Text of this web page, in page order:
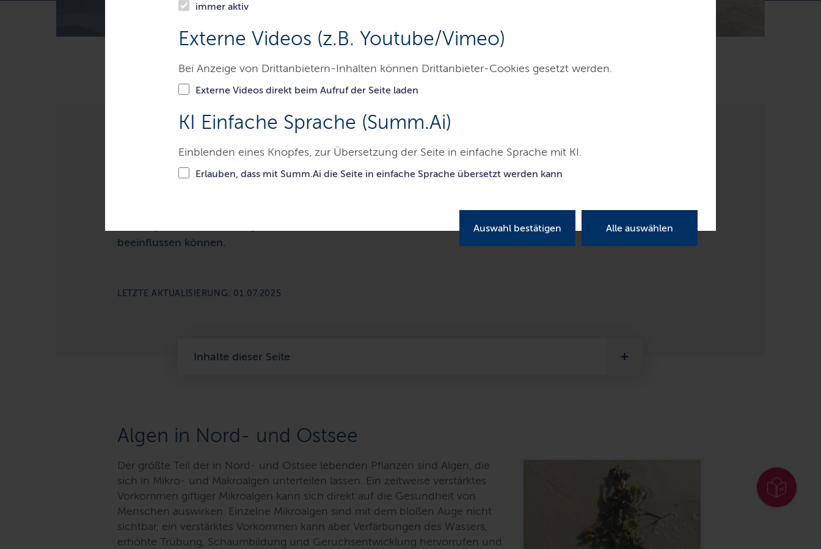
immer aktiv
Externe Videos (z.B. Youtube/Vimeo)
Bei Anzeige von Drittanbietern-Inhalten können Drittanbieter-Cookies gesetzt werden.
Externe Videos direkt beim Aufruf der Seite laden
KI Einfache Sprache (Summ.Ai)
Einblenden eines Knopfes, zur Übersetzung der Seite in einfache Sprache mit KI.
Erlauben, dass mit Summ.Ai die Seite in einfache Sprache übersetzt werden kann
Auswahl bestätigen Alle auswählen
Lebensraum Badegewässer
Die Badegewässer an den Küsten der Nord- und Ostsee sowie in den
Binnengewässern unterliegen verschiedenen Einflüssen, die ihren Zustand
beeinflussen können.
LETZTE AKTUALISIERUNG: 01.07.2025
Inhalte dieser Seite
Algen in Nord- und Ostsee
Der größte Teil der in Nord- und Ostsee lebenden Pflanzen sind Algen, die
sich in Mikro- und Makroalgen unterteilen lassen. Ein zeitweise verstärktes
Vorkommen giftiger Mikroalgen kann sich direkt auf die Gesundheit von
Menschen auswirken. Einzelne Mikroalgen sind mit dem bloßen Auge nicht
sichtbar, ein verstärktes Vorkommen kann aber Verfärbungen des Wassers,
erhöhte Trübung, Schaumbildung und Geruchsentwicklung hervorrufen und